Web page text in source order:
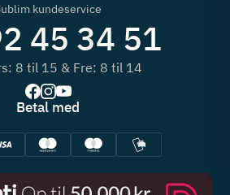
kundeservice
45 34 51
8 til 15 & Fre: 8 til 14
Betal med